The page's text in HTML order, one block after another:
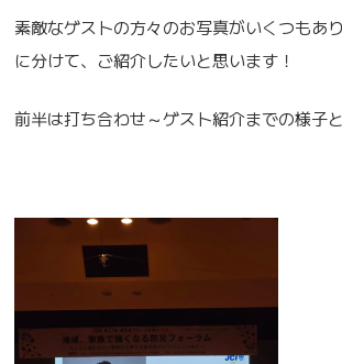
素敵なゲストの方々のお写真がいくつもあ
に分けて、ご紹介したいと思います！
前半は打ち合わせ～ゲスト紹介までの様子